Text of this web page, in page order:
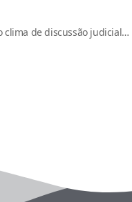
clima de discussão judicial…